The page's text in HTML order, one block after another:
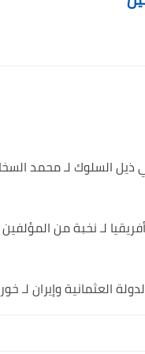
ذيل السلوك لـ محمد
لـ نخبة من المؤلفين
العثمانية وإيران لـ